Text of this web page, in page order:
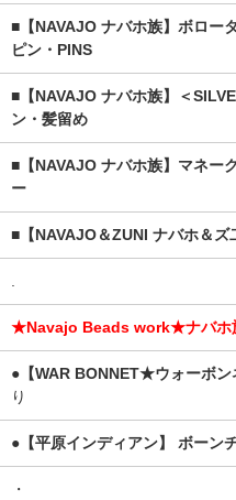
■【NAVAJO ナバホ族】ボロー
ピン・PINS
■【NAVAJO ナバホ族】＜
ン・髪留め
■【NAVAJO ナバホ族】マネー
ー
■【NAVAJO＆ZUNI ナバホ＆ズ
.
★Navajo Beads work★ナバホ
●【WAR BONNET★ウォーボン
り
●【平原インディアン】 ボーン
・